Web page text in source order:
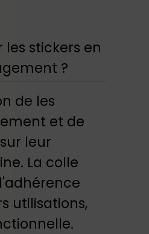
les stickers en
?
de les
et de
leur
La colle
utilisations,